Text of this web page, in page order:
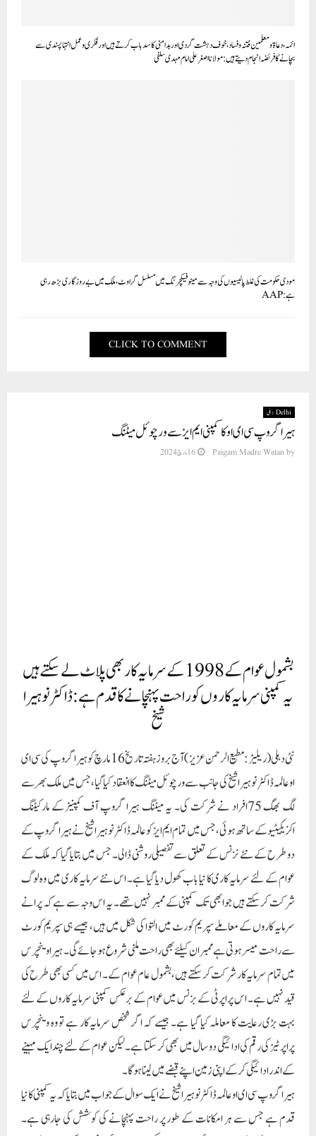
ائمہ، دعاۃ ومعلمین فتنہ وفساد ، خوف دہشت گردی اور بدامنی کا سدباب کرتے ہیں اور فکری وعمل انتہا پسندی سے
بچانے کا فریضہ انجام دیتے ہیں:مولانا اصغر علی امام مہدی سلفی
مودی حکومت کی غلط پالیسیوں کی وجہ سے مینوفیکچرنگ میں مسلسل گراوٹ، ملک میں بے روزگاری بڑھ رہی
ہے: AAP
CLICK TO COMMENT
Delhi دہلی
ہیرا گروپ سی ای او کا کمپنی ایم ایز سے ورچوئل میٹنگ
by
Paigam Madre Watan 16 مارچ 2024
اکزیکیٹیو کے ساتھ ہوئی، جس میں تمام ایم ایز کو عالمہ ڈاکٹر نوہیرا شیخ نے ہیرا گروپ کے
دو طرح کے نئے نزنس کے تعلق سے تفصیلی روشنی ڈالی۔ جس میں بتایا گیا کہ ملک کے
عوام کے لئے سرمایہ کاری کا نیا باب کھول دیا گیا ہے۔ اس نئے سرمایہ کاری میں وہ لوگ
شرکت کر سکتے ہیں جو ابھی تک کمپنی کے ممبر نہیں تھے۔ یہ اس وجہ سے ہے کہ پرانے
سرمایہ کاروں کے معاملے سپریم کورٹ میں التوا کی شکل میں ہیں، جیسے ہی سپریم کورٹ
سے راحت میسر ہوتی ہے ممبران کیلئے بھی راحت ملنی شروع ہو جائے گی۔ ہیرا وینچرس
میں تمام سرمایہ کار شرکت کرسکتے ہیں، بشمول عام عوام کے ۔ اس میں کسی بھی طرح کی
قید نہیں ہے۔ اس پراپرٹی کے بزنس میں عوام کے برعکس کمپنی سرمایہ کاروں کے لئے
بہت بڑی رعایت کا معاملہ کیا گیا ہے۔ جیسے کہ اگر شخص سرمایہ کار ہے تو وہ وینچرس
پراپرٹیز کی رقم کی ادائیگی دو سال میں بھی کر سکتا ہے۔ لیکن عوام کے لئے چند ایک مہینے
کے اندر ادائیگی کرکے اپنی زمین اپنے قبضے میں لینا ہو گا۔
ہیرا گروپ سی ای او عالمہ ڈاکٹر نوہیرا شیخ نے ایک سوال کے جواب میں بتایا کہ یہ کمپنی کا نیا
قدم ہے جس سے ہر امکانات کے طور پر راحت پہنچانے کی کوشش کی جارہی ہے۔
بیرون ممالک کے سرمایہ کار بھی حصہ لے سکتے ہیں، اور یہ بھی خبر عام کر دیا جائے کہ یہ
رعایت نہ صرف نئے نویلے سرمایہ کاروں کے لئے ہوگا بلکہ ان تمام لوگوں کے لئے ہوگا
جو 1998میں بھی کمپنی میں سرمایہ کاری کے طور پر شرکت کئے ہونگے۔ عالمہ ڈاکٹر
نوہیرا شیخ نے کہا کہ اس معاملے میں کسی بھی طرح سے ہچکچانے یا ڈرنے سہمنے کا کوئی
سوال ہی نہیں ہے کیونکہ ان جائیدادوں پر کسی بھی ایجنسی یا عدالت کا کوئی عمل دخل
نہیں ہوگا، کیونکہ ہم نے جج صاحب سے یہ درخواست کی تھی کہ ہمارے سرمایہ کاروں کی
پریشانیوں کو دور کرنے کے لئے ہمارے دفاتر کھولے جائیں، اور ہم کو دوبارہ کمپنی چلانے